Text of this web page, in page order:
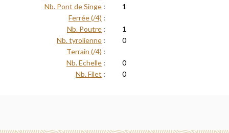
Nb. Pont de Singe :
1
Ferrée (/4) :
Nb. Poutre :
1
Nb. tyrolienne :
0
Terrain (/4) :
Nb. Echelle :
0
Nb. Filet : 0